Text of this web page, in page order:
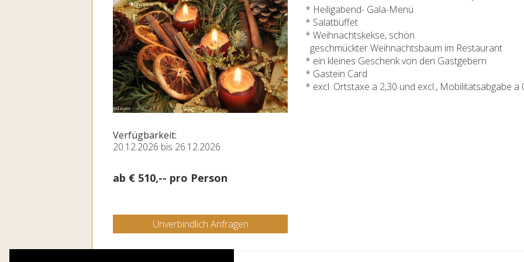
Verfügbarkeit:
20.12.2026 bis 26.12.2026
ab € 510,-- pro Person
Unverbindlich Anfragen
* Heiligabend- Gala-Menü
* Salatbüffet
* Weihnachtskekse, schön
geschmückter Weihnachtsbaum im Restaurant
* ein kleines Geschenk von den Gastgebern
* Gastein Card
* excl. Ortstaxe a 2,30 und excl., Mobilitätsabgabe a